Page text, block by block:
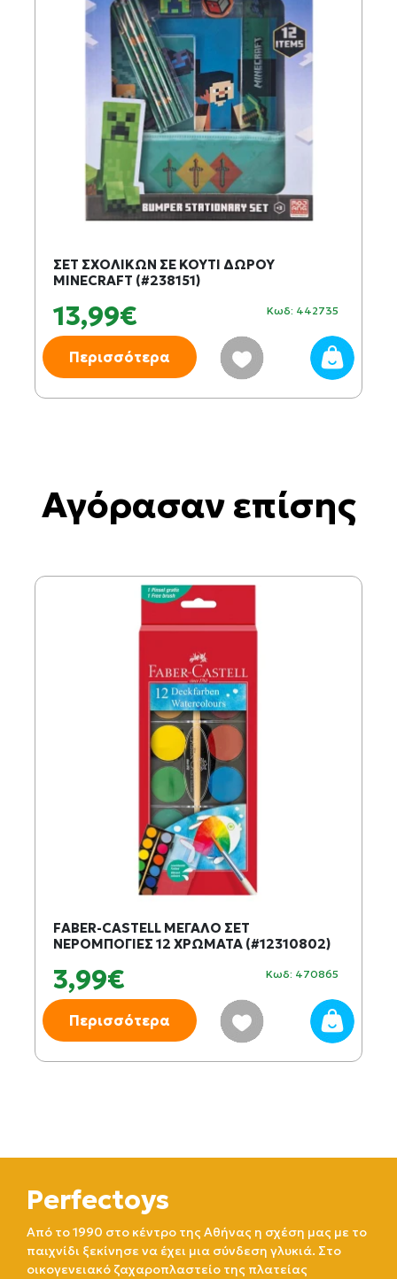
ΣΕΤ ΣΧΟΛΙΚΩΝ ΣΕ ΚΟΥΤΙ ΔΩΡΟΥ
MINECRAFT (#238151)
13,99€ Κωδ: 442735
Περισσότερα
Αγόρασαν επίσης
FABER-CASTELL ΜΕΓΑΛΟ ΣΕΤ
ΝΕΡΟΜΠΟΓΙΕΣ 12 ΧΡΩΜΑΤΑ (#12310802)
3,99€ Κωδ: 470865
Περισσότερα
Perfectoys
Από το 1990 στο κέντρο της Αθήνας η σχέση μας με το
παιχνίδι ξεκίνησε να έχει μια σύνδεση γλυκιά. Στο
οικογενειακό ζαχαροπλαστείο της πλατείας